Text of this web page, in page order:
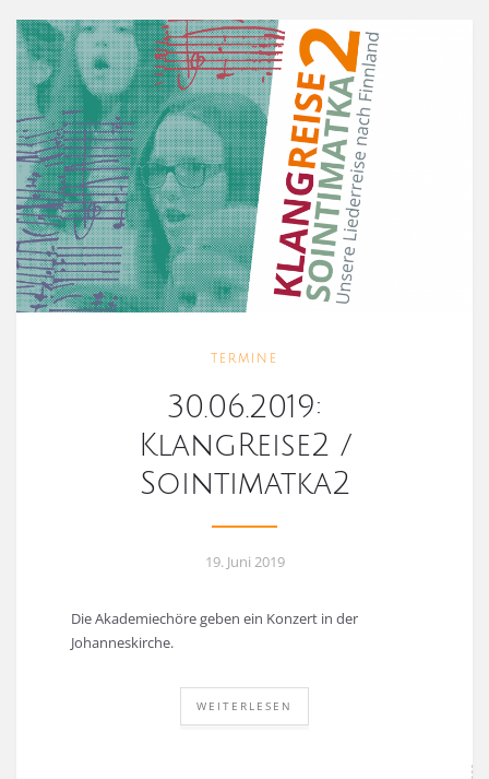
TERMINE
30.06.2019:
KlangReise2 /
Sointimatka2
19. Juni 2019
Die Akademiechöre geben ein Konzert in der
Johanneskirche.
WEITERLESEN